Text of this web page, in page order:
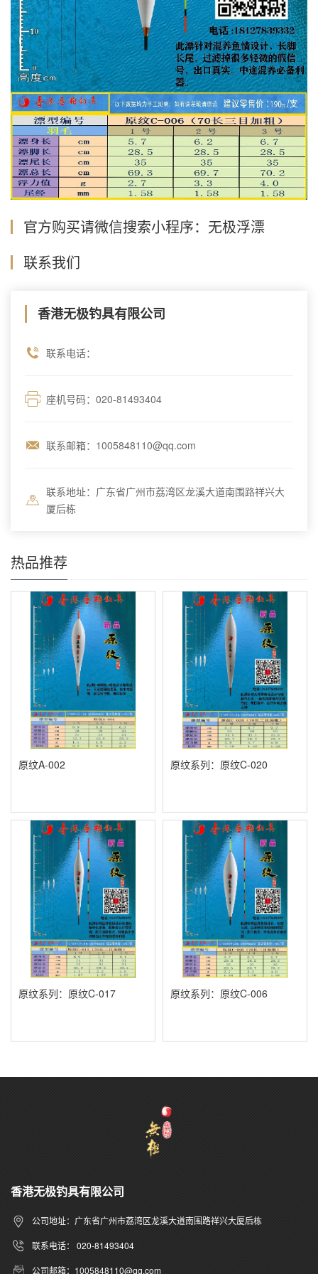
官方购买请微信搜索小程序：无极浮漂
联系我们
香港无极钓具有限公司
联系电话：
座机号码：020-81493404
联系邮箱：1005848110@qq.com
联系地址：广东省广州市荔湾区龙溪大道南围路祥兴大
厦后栋
热品推荐
原纹A-002 原纹系列：原纹C-020
原纹系列：原纹C-017 原纹系列：原纹C-006
香港无极钓具有限公司
公司地址：广东省广州市荔湾区龙溪大道南围路祥兴大厦后栋
联系电话： 020-81493404
公司邮箱：1005848110@qq.com